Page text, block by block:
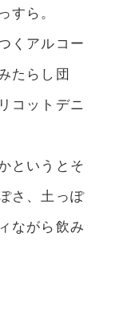
ら。
くアルコー
たらし団
コットデニ
というとそ
さ、土っぽ
ながら飲み